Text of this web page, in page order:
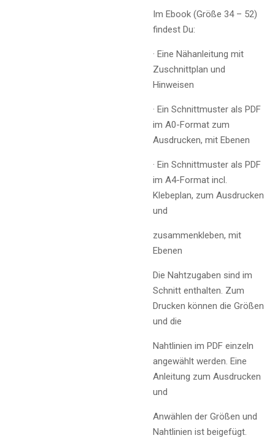
Im Ebook (Größe 34 – 52)
findest Du:
· Eine Nähanleitung mit
Zuschnittplan und
Hinweisen
· Ein Schnittmuster als PDF
im A0-Format zum
Ausdrucken, mit Ebenen
· Ein Schnittmuster als PDF
im A4-Format incl.
Klebeplan, zum Ausdrucken
und
zusammenkleben, mit
Ebenen
Die Nahtzugaben sind im
Schnitt enthalten. Zum
Drucken können die Größen
und die
Nahtlinien im PDF einzeln
angewählt werden. Eine
Anleitung zum Ausdrucken
und
Anwählen der Größen und
Nahtlinien ist beigefügt.